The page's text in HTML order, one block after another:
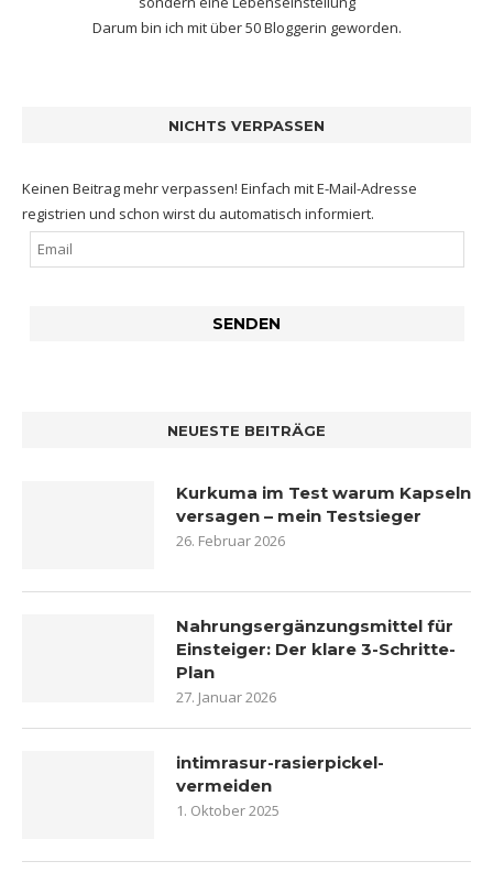
Darum bin ich mitüber 50 Bloggerin geworden.
NICHTS VERPASSEN
Keinen Beitrag mehr verpassen! Einfach mit E-Mail-Adresse
registrien und schon wirst du automatisch informiert.
NEUESTE BEITRÄGE
Kurkuma im Test warum Kapseln
versagen – mein Testsieger
26. Februar 2026
Nahrungsergänzungsmittel für
Einsteiger: Der klare 3-Schritte-
Plan
27. Januar 2026
intimrasur-rasierpickel-
vermeiden
1. Oktober 2025